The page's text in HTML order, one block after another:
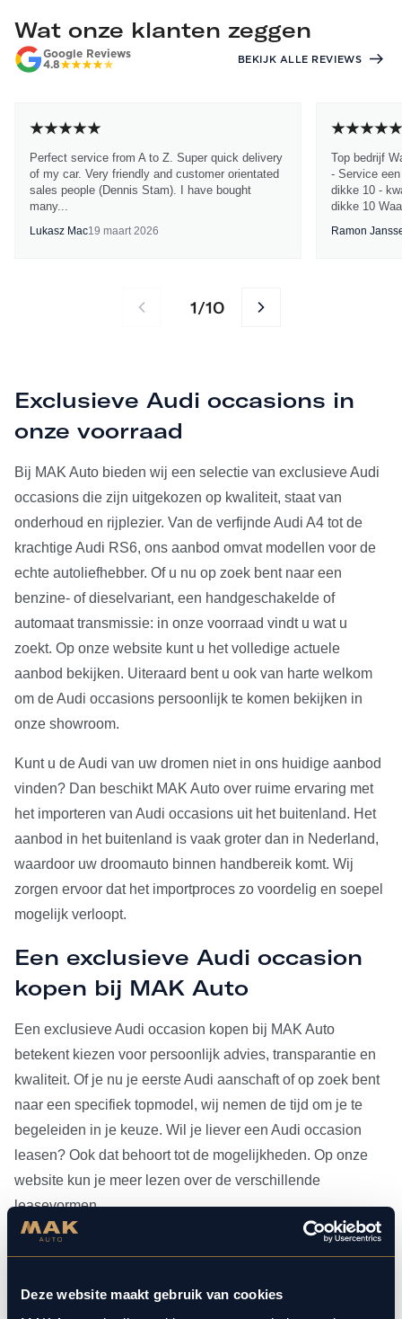
Deze website maakt gebruik van cookies
Wat onze klanten zeggen
Google Reviews
4.8
BEKIJK ALLE REVIEWS
Perfect service from A to Z. Super quick delivery
of my car. Very friendly and customer orientated
sales people (Dennis Stam). I have bought
many...
Lukasz Mac19 maart 2026
Top bedrijf
- Service
dikke 10 -
dikke 10
Ramon
1/10
Exclusieve Audi occasions in
onze voorraad
Bij MAK Auto bieden wij een selectie van exclusieve Audi
occasions die zijn uitgekozen op kwaliteit, staat van
onderhoud en rijplezier. Van de verfijnde Audi A4 tot de
krachtige Audi RS6, ons aanbod omvat modellen voor de
echte autoliefhebber. Of u nu op zoek bent naar een
benzine- of dieselvariant, een handgeschakelde of
automaat transmissie: in onze voorraad vindt u wat u
zoekt. Op onze website kunt u het volledige actuele
aanbod bekijken. Uiteraard bent u ook van harte welkom
om de Audi occasions persoonlijk te komen bekijken in
onze showroom.
Kunt u de Audi van uw dromen niet in ons huidige aanbod
vinden? Dan beschikt MAK Auto over ruime ervaring met
het importeren van Audi occasions uit het buitenland. Het
aanbod in het buitenland is vaak groter dan in Nederland,
waardoor uw droomauto binnen handbereik komt. Wij
zorgen ervoor dat het importproces zo voordelig en soepel
mogelijk verloopt.
Een exclusieve Audi occasion
kopen bij MAK Auto
Een exclusieve Audi occasion kopen bij MAK Auto
betekent kiezen voor persoonlijk advies, transparantie en
kwaliteit. Of je nu je eerste Audi aanschaft of op zoek bent
naar een specifiek topmodel, wij nemen de tijd om je te
begeleiden in je keuze. Wil je liever een Audi occasion
leasen? Ook dat behoort tot de mogelijkheden. Op onze
website kun je meer lezen over de verschillende
leasevormen.
Heb je je Audi occasion eenmaal gevonden, dan kun je
aangesloten bij Bosch Car Service, beschikken onze